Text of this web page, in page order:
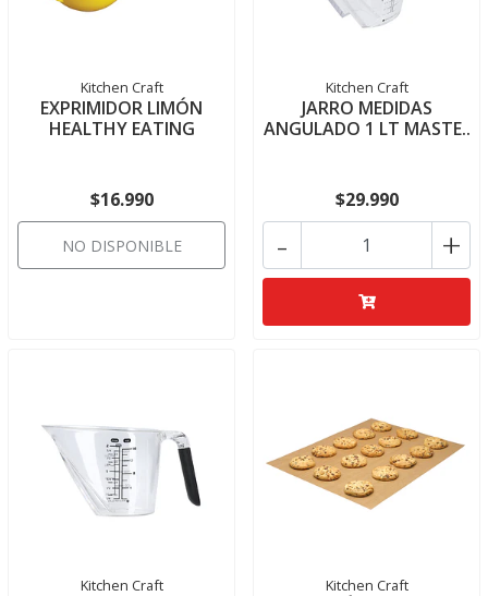
Kitchen Craft
EXPRIMIDOR LIMÓN
HEALTHY EATING
$16.990
NO DISPONIBLE
Kitchen Craft
JARRO MEDIDAS
ANGULADO 1 LT MASTE..
$29.990
+
-
Kitchen Craft Kitchen Craft